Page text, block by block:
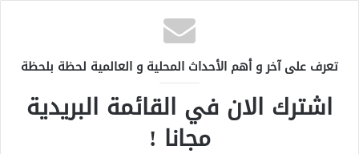
تعرف على آخر و أهم الأحداث المحلية و العالمية لحظة بلحظة
اشترك الان في القائمة البريدية
مجانا !